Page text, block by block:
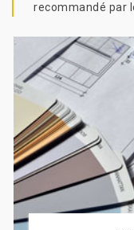
recommandé par